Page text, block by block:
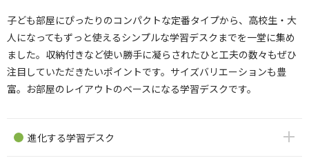
子ども部屋にぴったりのコンパクトな定番タイプから、高校生・大
人になってもずっと使えるシンプルな学習デスクまでを一堂に集め
ました。収納付きなど使い勝手に凝らされたひと工夫の数々もぜひ
注目していただきたいポイントです。サイズバリエーションも豊
富。お部屋のレイアウトのベースになる学習デスクです。
進化する学習デスク